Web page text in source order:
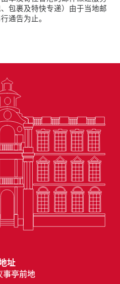
包裹及特快专递）由于当地邮
通告为止。
址
事亭前地